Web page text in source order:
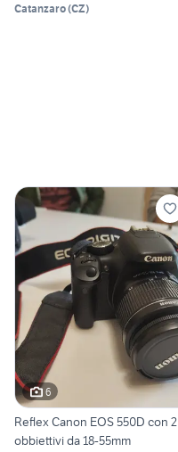
Catanzaro(CZ)
6
Reflex Canon EOS 550D con 2
obbiettivi da 18-55mm